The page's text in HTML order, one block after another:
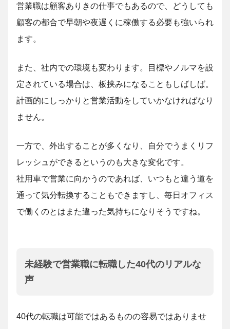
営業職は顧客ありきの仕事でもあるので、どうしても
顧客の都合で早朝や夜遅くに稼働する必要も強いられ
ます。
また、社内での環境も変わります。目標やノルマを設
定されている場合は、板挟みになることもしばしば。
計画的にしっかりと営業活動をしていかなければなり
ません。
一方で、外出することが多くなり、自分でうまくリフ
レッシュができるというのも大きな変化です。
社用車で営業に向かうのであれば、いつもと違う道を
通って気分転換することもできますし、毎日オフィス
で働くのとはまた違った気持ちになりそうですね。
未経験で営業職に転職した40代のリアルな
声
40代の転職は可能ではあるものの容易ではありませ